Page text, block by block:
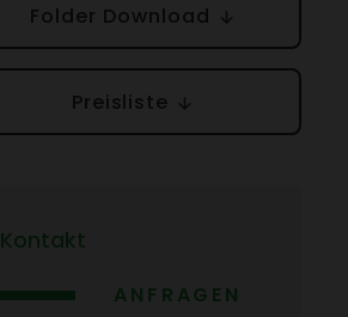
Folder Down­load
Preis­liste
Kontakt
ANFRAGEN